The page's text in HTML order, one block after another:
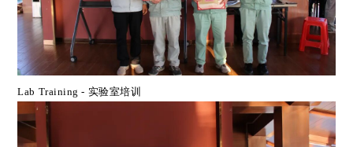
Lab Training - 实验室培训